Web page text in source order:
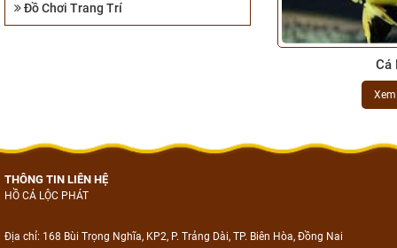
Đồ Chơi Trang Trí
Cá
THÔNG TIN LIÊN HỆ
HỒ CÁ LỘC PHÁT
Địa chỉ: 168 Bùi Trọng Nghĩa, KP2, P. Trảng Dài, TP. Biên Hòa, Đồng Nai